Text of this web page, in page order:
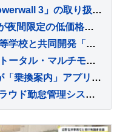
エクソルが住宅用蓄電池「Powerwall 3」の取り扱いを開始
オンライン英会話「aleva!」が夜間限定の低価格プランを提供開始
こめしんが北海道厚岸翔洋高等学校と共同開発「カレー＆いかくんおむすび」を発売
乗換案内アプリの多言語版でトータル・マルチモーダル経路検索が利用可能に
京福バスのフリーきっぷ6種が「乗換案内」アプリで利用可能に
ICカードリーダーPiT-23とクラウド勤怠管理システムRecoRuが連携開始